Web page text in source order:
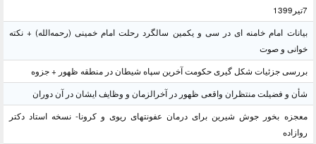
7تیر1399
بیانات امام خامنه ای در سی و یکمین سالگرد رحلت امام خمینی (رحمه‌الله) + نکته
خوانی و صوت
بررسی جزئیات شکل گیری حکومت آخرین سپاه شیطان در منطقه ظهور + جزوه
شأن و فضیلت منتظران واقعی ظهور در آخرالزمان و وظایف ایشان در آن دوران
معجزه بخور جوش شیرین برای درمان عفونتهای ریوی و کرونا- نسخه استاد دکتر
روازاده